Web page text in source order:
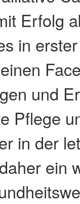
Erfolg
in
und
Pflege
in der
ein